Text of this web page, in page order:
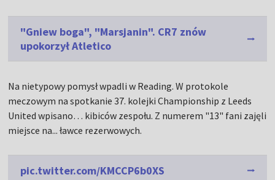
"Gniew boga", "Marsjanin". CR7 znów
upokorzył Atletico
Na nietypowy pomysł wpadli w Reading. W protokole
meczowym na spotkanie 37. kolejki Championship z Leeds
United wpisano… kibiców zespołu. Z numerem "13" fani zajęli
miejsce na... ławce rezerwowych.
pic.twitter.com/KMCCP6b0XS